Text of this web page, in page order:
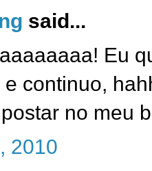
said...
Eu
e continuo,
no meu
2010